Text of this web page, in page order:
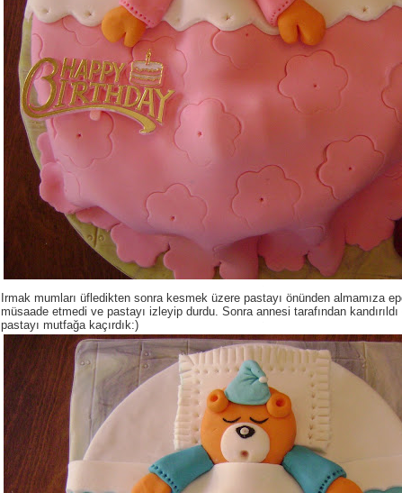
Irmak mumları üfledikten sonra kesmek üzere pastayı önünden almamıza
müsaade etmedi ve pastayı izleyip durdu. Sonra annesi tarafından
pastayı mutfağa kaçırdık:)